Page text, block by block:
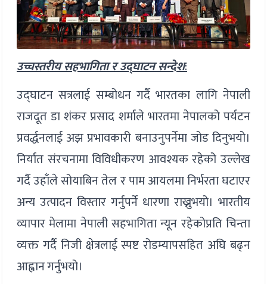
उच्चस्तरीय सहभागिता र उद्घाटन सन्देश:
उद्घाटन सत्रलाई सम्बोधन गर्दै भारतका लागि नेपाली
राजदूत डा शंकर प्रसाद शर्माले भारतमा नेपालको पर्यटन
प्रवर्द्धनलाई अझ प्रभावकारी बनाउनुपर्नेमा जोड दिनुभयो।
निर्यात संरचनामा विविधीकरण आवश्यक रहेको उल्लेख
गर्दै उहाँले सोयाबिन तेल र पाम आयलमा निर्भरता घटाएर
अन्य उत्पादन विस्तार गर्नुपर्ने धारणा राख्नुभयो। भारतीय
व्यापार मेलामा नेपाली सहभागिता न्यून रहेकोप्रति चिन्ता
व्यक्त गर्दै निजी क्षेत्रलाई स्पष्ट रोडम्यापसहित अघि बढ्न
आह्वान गर्नुभयो।